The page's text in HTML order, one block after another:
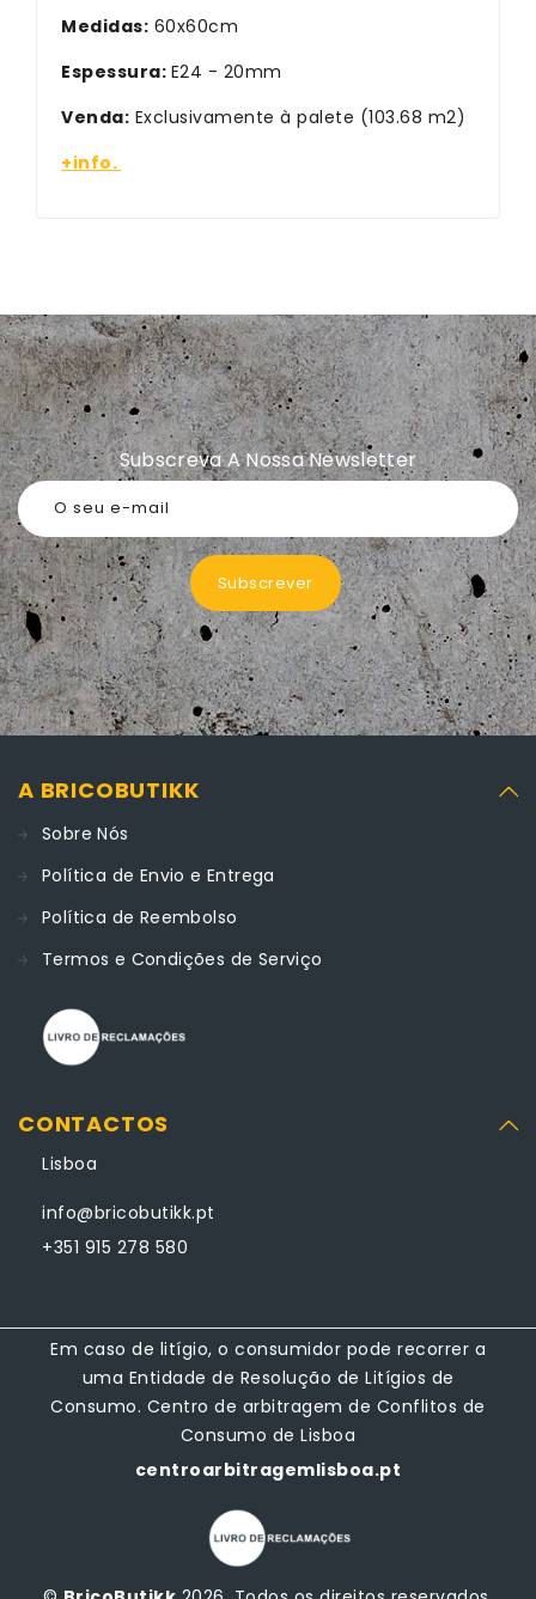
Medidas: 60x60cm
Espessura: E24 - 20mm
Venda: Exclusivamente à palete (103.68 m2)
+info.
Subscreva A Nossa Newsletter
O seu e-mail
Subscrever
A BRICOBUTIKK
Sobre Nós
Política de Envio e Entrega
Política de Reembolso
Termos e Condições de Serviço
CONTACTOS
Lisboa
info@bricobutikk.pt
+351 915 278 580
Em caso de litígio, o consumidor pode recorrer a
uma Entidade de Resolução de Litígios de
Consumo. Centro de arbitragem de Conflitos de
Consumo de Lisboa
centroarbitragemlisboa.pt